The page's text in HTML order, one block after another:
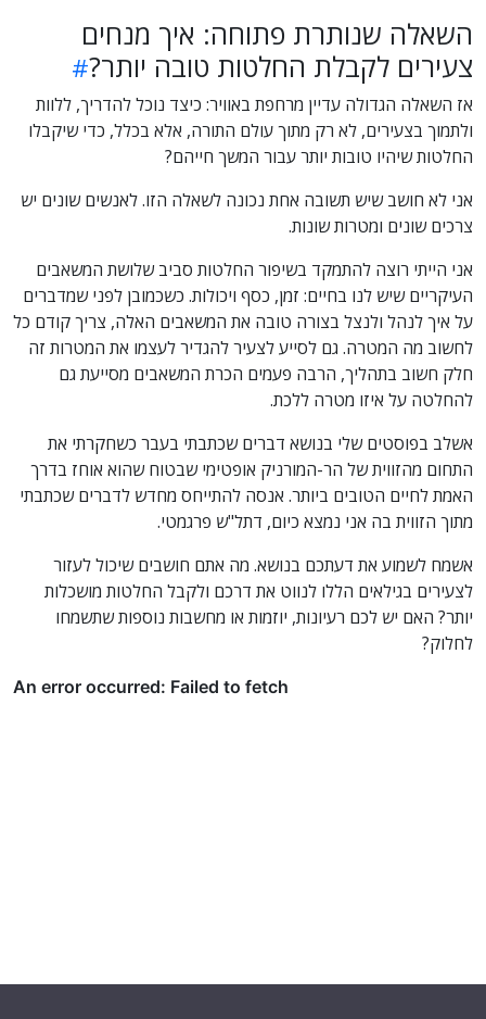
השאלה שנותרת פתוחה: איך מנחים
צעירים לקבלת החלטות טובה יותר?
אז השאלה הגדולה עדיין מרחפת באוויר: כיצד נוכל להדריך, ללוות
ולתמוך בצעירים, לא רק מתוך עולם התורה, אלא בכלל, כדי שיקבלו
החלטות שיהיו טובות יותר עבור המשך חייהם?
אני לא חושב שיש תשובה אחת נכונה לשאלה הזו. לאנשים שונים יש
צרכים שונים ומטרות שונות.
אני הייתי רוצה להתמקד בשיפור החלטות סביב שלושת המשאבים
העיקריים שיש לנו בחיים: זמן, כסף ויכולות. כשכמובן לפני שמדברים
על איך לנהל ולנצל בצורה טובה את המשאבים האלה, צריך קודם כל
לחשוב מה המטרה. גם לסייע לצעיר להגדיר לעצמו את המטרות זה
חלק חשוב בתהליך, הרבה פעמים הכרת המשאבים מסייעת גם
להחלטה על איזו מטרה ללכת.
אשלב בפוסטים שלי בנושא דברים שכתבתי בעבר כשחקרתי את
התחום מהזווית של הר-המורניק אופטימי שבטוח שהוא אוחז בדרך
האמת לחיים הטובים ביותר. אנסה להתייחס מחדש לדברים שכתבתי
מתוך הזווית בה אני נמצא כיום, דתל"ש פרגמטי.
אשמח לשמוע את דעתכם בנושא. מה אתם חושבים שיכול לעזור
לצעירים בגילאים הללו לנווט את דרכם ולקבל החלטות מושכלות
יותר? האם יש לכם רעיונות, יוזמות או מחשבות נוספות שתשמחו
לחלוק?